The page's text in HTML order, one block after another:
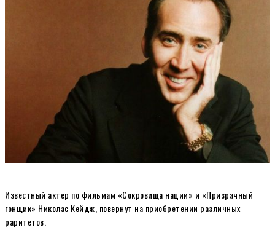
Известный актер по фильмам «Сокровища нации» и «Призрачный
гонщик» Николас Кейдж, повернут на приобретении различных
раритетов.